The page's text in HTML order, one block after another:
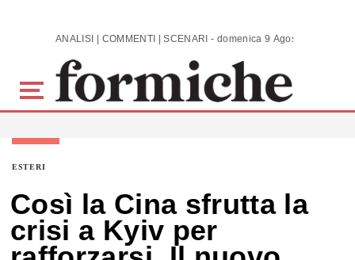
Skip to main content ANALISI | COMMENTI | SCENARI - domenica 9 Agosto 2026
ESTERI
Così la Cina sfrutta la
crisi a Kyiv per